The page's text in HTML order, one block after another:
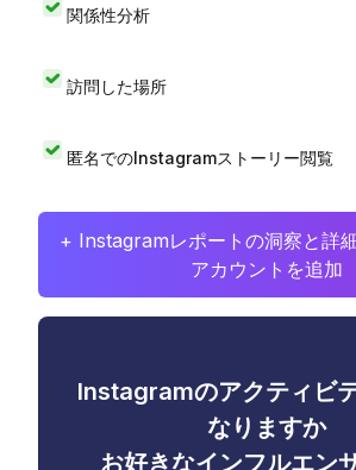
関係性分析
訪問した場所
匿名でのInstagramストーリー閲覧
+ Instagramレポートの洞察と詳
アカウントを追加
Instagramのアクティビ
なりますか
お好きなインフルエン